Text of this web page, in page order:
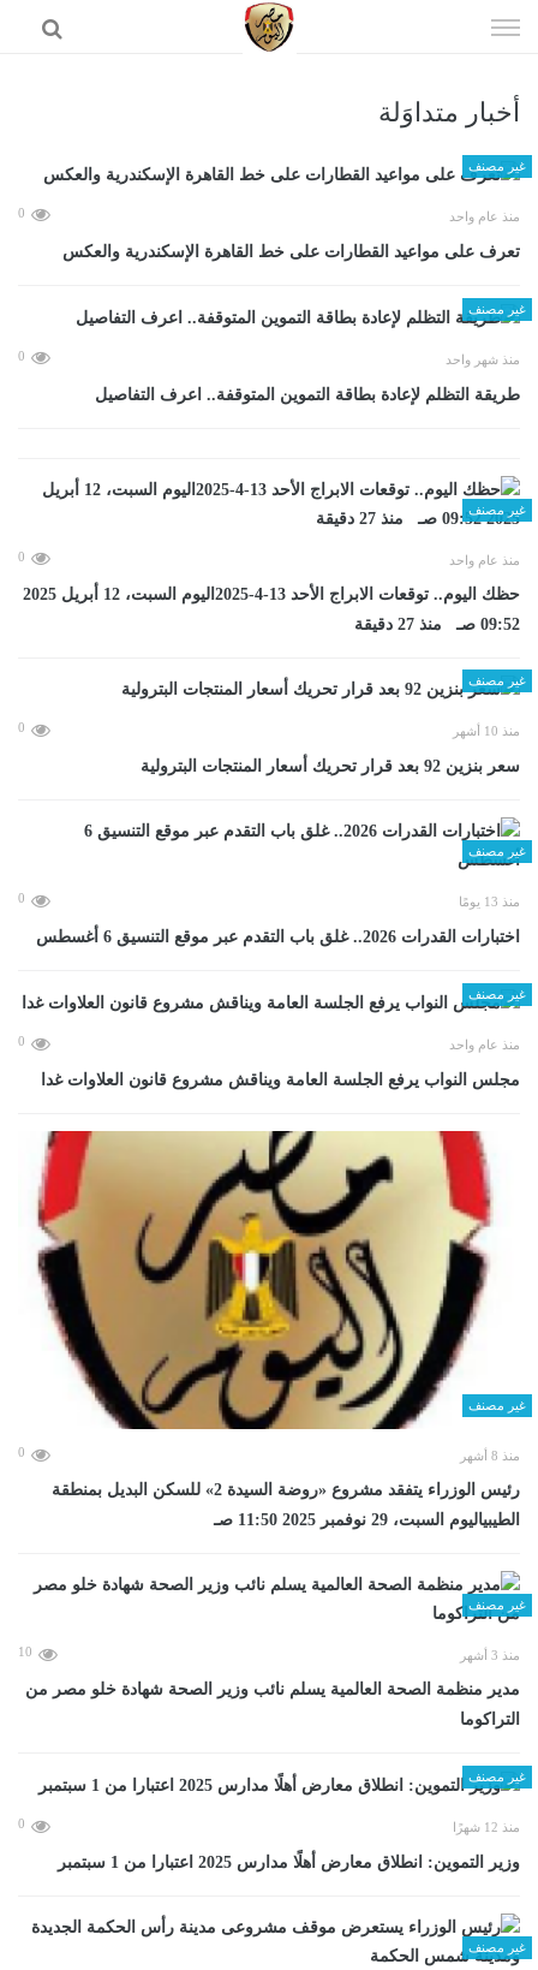
الى
أخبار متداوَلة
غير مصنف
منذ عام واحد 0
تعرف على مواعيد القطارات على خط القاهرة الإسكندرية والعكس
غير مصنف
منذ شهر واحد 0
طريقة التظلم لإعادة بطاقة التموين المتوقفة.. اعرف التفاصيل
غير مصنف
منذ عام واحد 0
حظك اليوم.. توقعات الابراج الأحد 13-4-2025اليوم السبت، 12 أبريل 2025
09:52 صـ منذ 27 دقيقة
غير مصنف
منذ 10 أشهر 0
سعر بنزين 92 بعد قرار تحريك أسعار المنتجات البترولية
غير مصنف
منذ 13 يومًا 0
اختبارات القدرات 2026.. غلق باب التقدم عبر موقع التنسيق 6 أغسطس
غير مصنف
منذ عام واحد 0
مجلس النواب يرفع الجلسة العامة ويناقش مشروع قانون العلاوات غدا
غير مصنف
منذ 8 أشهر 0
رئيس الوزراء يتفقد مشروع «روضة السيدة 2» للسكن البديل بمنطقة
الطيبياليوم السبت، 29 نوفمبر 2025 11:50 صـ
غير مصنف
منذ 3 أشهر 10
مدير منظمة الصحة العالمية يسلم نائب وزير الصحة شهادة خلو مصر من
التراكوما
غير مصنف
منذ 12 شهرًا 0
وزير التموين: انطلاق معارض أهلًا مدارس 2025 اعتبارا من 1 سبتمبر
غير مصنف